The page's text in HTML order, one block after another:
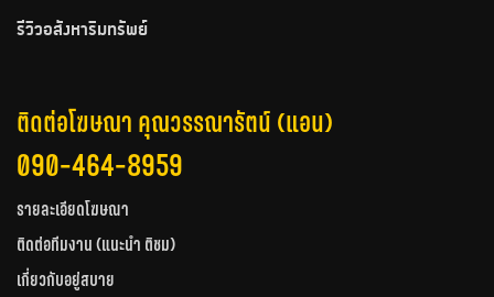
รีวิวอสังหาริมทรัพย์
ติดต่อโฆษณา คุณวรรณารัตน์ (แอน)
090-464-8959
รายละเอียดโฆษณา
ติดต่อทีมงาน (แนะนำ ติชม)
เกี่ยวกับอยู่สบาย